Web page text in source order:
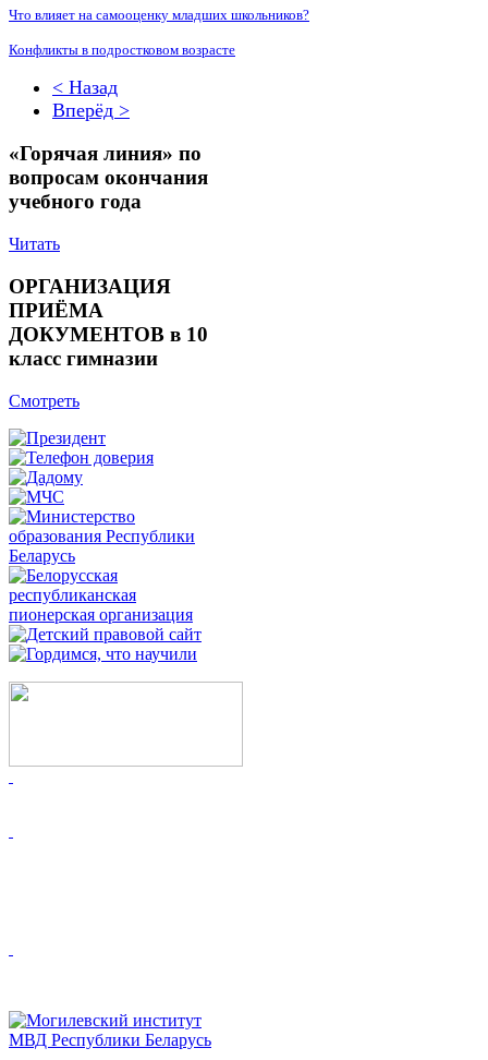
Что влияет на самооценку младших школьников?
Конфликты в подростковом возрасте
< Назад
Вперёд >
«Горячая линия» по
вопросам окончания
учебного года
Читать
ОРГАНИЗАЦИЯ
ПРИЁМА
ДОКУМЕНТОВ в 10
класс гимназии
Смотреть